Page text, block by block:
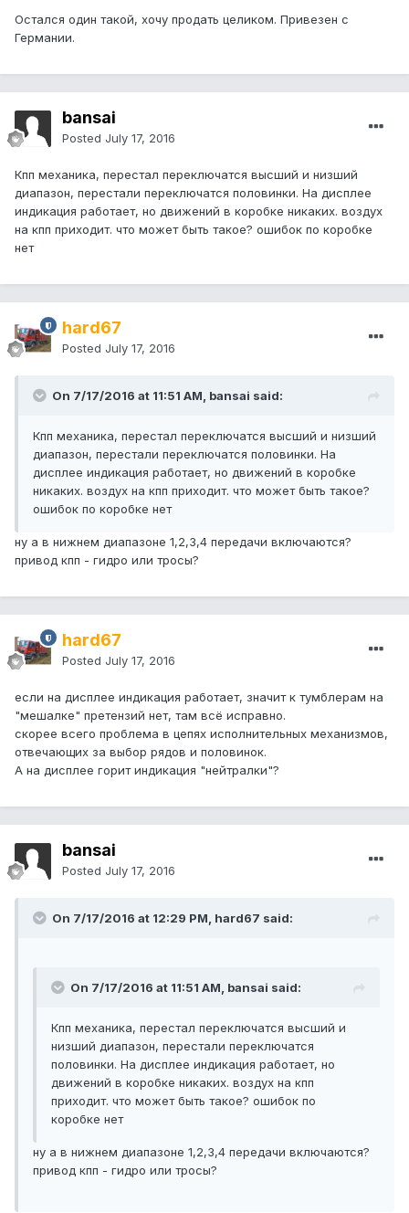
Остался один такой, хочу продать целиком. Привезен с
Германии.
bansai
Posted July 17, 2016
Кпп механика, перестал переключатся высший и низший
диапазон, перестали переключатся половинки. На дисплее
индикация работает, но движений в коробке никаких. воздух
на кпп приходит. что может быть такое? ошибок по коробке
нет
hard67
Posted July 17, 2016
On 7/17/2016 at 11:51 AM, bansai said:
Кпп механика, перестал переключатся высший и низший
диапазон, перестали переключатся половинки. На
дисплее индикация работает, но движений в коробке
никаких. воздух на кпп приходит. что может быть такое?
ошибок по коробке нет
ну а в нижнем диапазоне 1,2,3,4 передачи включаются?
привод кпп - гидро или тросы?
hard67
Posted July 17, 2016
если на дисплее индикация работает, значит к тумблерам на
"мешалке" претензий нет, там всё исправно.
скорее всего проблема в цепях исполнительных механизмов,
отвечающих за выбор рядов и половинок.
А на дисплее горит индикация "нейтралки"?
bansai
Posted July 17, 2016
On 7/17/2016 at 12:29 PM, hard67 said:
On 7/17/2016 at 11:51 AM, bansai said:
Кпп механика, перестал переключатся высший и
низший диапазон, перестали переключатся
половинки. На дисплее индикация работает, но
движений в коробке никаких. воздух на кпп
приходит. что может быть такое? ошибок по
коробке нет
ну а в нижнем диапазоне 1,2,3,4 передачи включаются?
привод кпп - гидро или тросы?